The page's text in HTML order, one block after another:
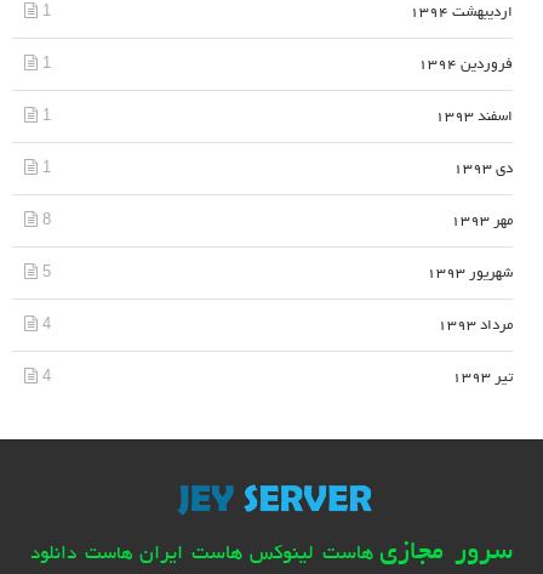
اردیبهشت 1394 1
فروردین 1394 1
اسفند 1393 1
دی 1393 1
مهر 1393 8
شهریور 1393 5
مرداد 1393 4
تیر 1393 4
سرور مجازی هاست لینوکس هاست ایران هاست دانلود